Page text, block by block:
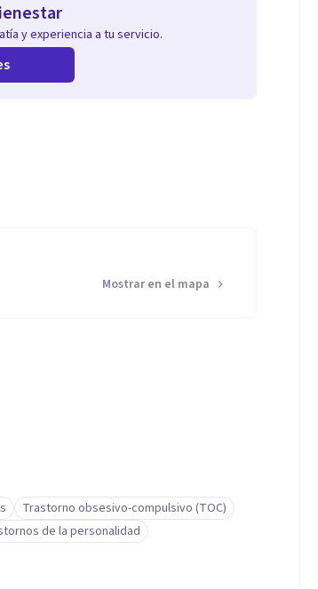
y experiencia a tu servicio.
Mostrar en el mapa
Trastorno obsesivo-compulsivo (TOC)
de la personalidad